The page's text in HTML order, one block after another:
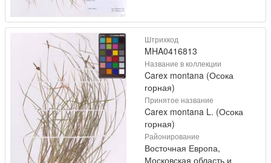
Штрихкод
MHA0416813
Название в коллекции
Carex montana (Осока
горная)
Принятое название
Carex montana L. (Осока
горная)
Районирование
Восточная Европа,
Московская область и